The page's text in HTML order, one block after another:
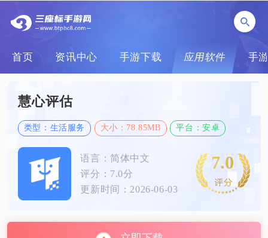
首页 资讯中心 手游下载 应用软件 手
慧心评估
类型：生活服务 大小：78.85MB 平台：安卓
语言：简体中文
评分：7.0分
更新时间：2026-06-03
7.0